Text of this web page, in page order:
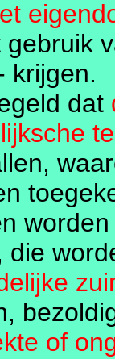
gebruik
krijgen.
dat
die
of